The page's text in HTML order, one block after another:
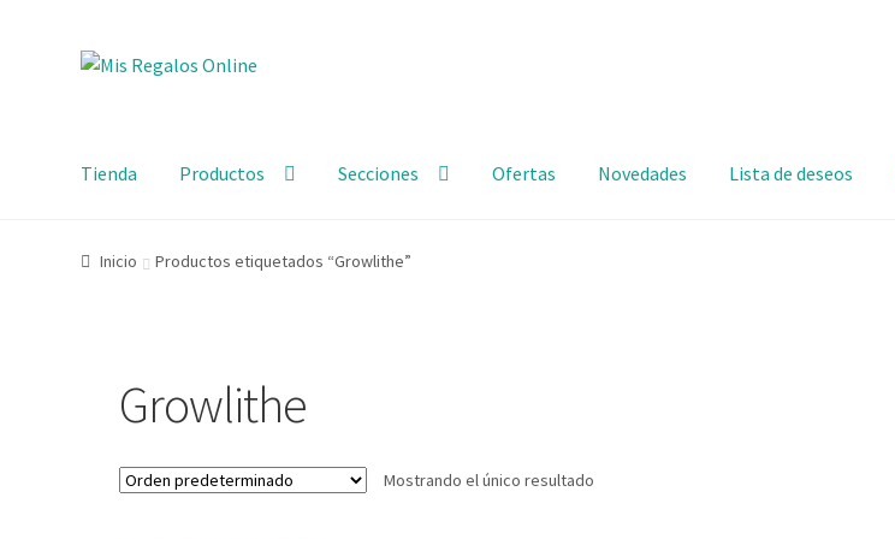
Tienda Productos Secciones Ofertas Novedades Lista de deseos
Inicio Productos etiquetados “Growlithe”
Growlithe
Mostrando el único resultado